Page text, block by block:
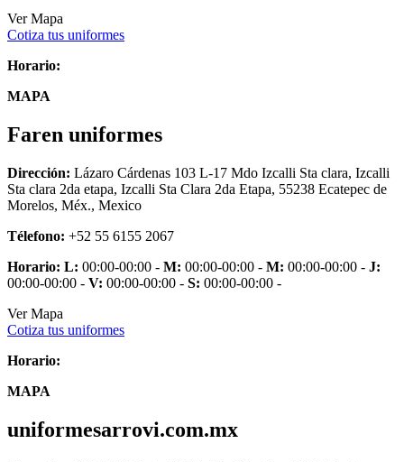
Ver Mapa
Cotiza tus uniformes
Horario:
MAPA
Faren uniformes
Dirección: Lázaro Cárdenas 103 L-17 Mdo Izcalli Sta clara, Izcalli
Sta clara 2da etapa, Izcalli Sta Clara 2da Etapa, 55238 Ecatepec de
Morelos, Méx., Mexico
Télefono: +52 55 6155 2067
Horario: L: 00:00-00:00 - M: 00:00-00:00 - M: 00:00-00:00 - J:
00:00-00:00 - V: 00:00-00:00 - S: 00:00-00:00 -
Ver Mapa
Cotiza tus uniformes
Horario:
MAPA
uniformesarrovi.com.mx